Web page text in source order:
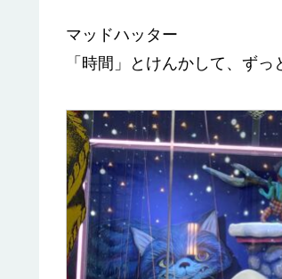
マッドハッター
「時間」とけんかして、ず